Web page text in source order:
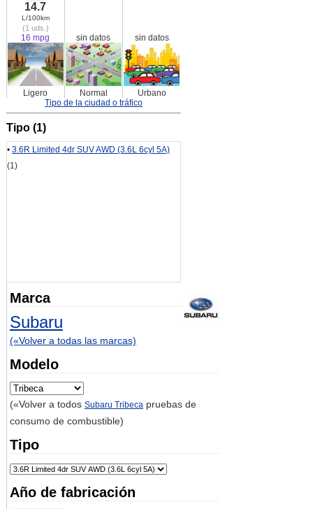
14.7
L/100km
(1 uds.)
16 mpg sin datos sin datos
Ligero Normal
Urbano
Tipo de la ciudad o tráfico
Tipo (1)
• 3.6R Limited 4dr SUV AWD (3.6L 6cyl 5A)
(1)
Marca
Subaru
(«Volver a todas las marcas)
Modelo
(«Volver a todos Subaru Tribecapruebas de
consumo de combustible)
Tipo
Año de fabricación